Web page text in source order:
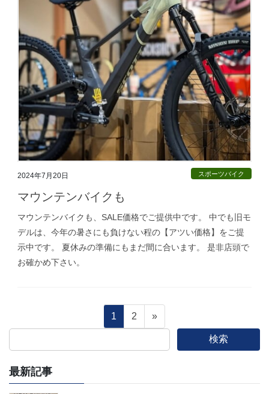
2024年7月20日 スポーツバイク
マウンテンバイクも
マウンテンバイクも、SALE価格でご提供中です。 中でも旧モ
デルは、今年の暑さにも負けない程の【アツい価格】をご提
示中です。 夏休みの準備にもまだ間に合います。 是非店頭で
お確かめ下さい。
稿
の
固
定
1
固
定
2 »
検索
最新記事